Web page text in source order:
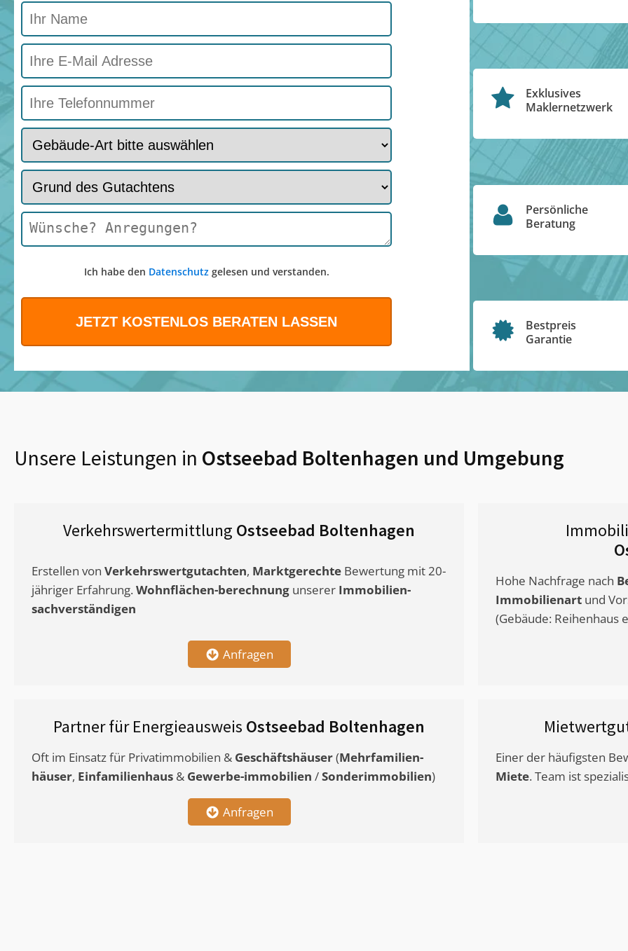
Ich habe den Datenschutzgelesen und verstanden.
Exklusives
Maklernetzwerk
Persönliche
Beratung
Bestpreis
Garantie
Unsere Leistungen in Ostseebad Boltenhagen und Umgebung
Verkehrswertermittlung Ostseebad Boltenhagen
Erstellen von Verkehrswertgutachten, Marktgerechte Bewertung mit 20-
jähriger Erfahrung. Wohnflächen-berechnung unserer Immobilien-
sachverständigen
Anfragen
Hohe Nachfrage nach
Immobilienart und
(Gebäude: Reihenhaus
Partner für Energieausweis Ostseebad Boltenhagen
Oft im Einsatz für Privatimmobilien & Geschäftshäuser(Mehrfamilien-
häuser, Einfamilienhaus & Gewerbe-immobilien /Sonderimmobilien)
Anfragen
Einer der häufigsten
Miete. Team ist